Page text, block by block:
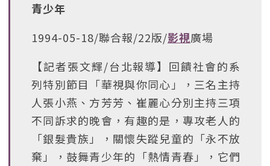
青少年
1994-05-18/聯合報/22版/影視廣場
【記者張文輝/台北報導】回饋社會的系
列特別節目「華視與你同心」，三名主持
人張小燕、方芳芳、崔麗心分別主持三項
不同訴求的晚會，有趣的是，專攻老人的
「銀髮貴族」，關懷失蹤兒童的「永不放
棄」，鼓舞青少年的「熱情青春」，它們